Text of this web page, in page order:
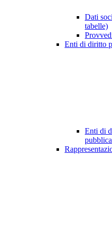
Dati
tabelle)
Enti di diritto
Enti di